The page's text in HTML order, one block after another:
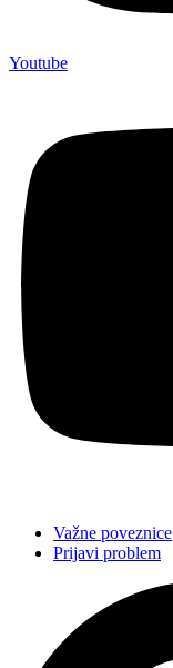
Youtube
Važne poveznice
Prijavi problem